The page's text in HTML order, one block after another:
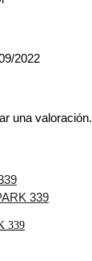
2022
una valoración.
339